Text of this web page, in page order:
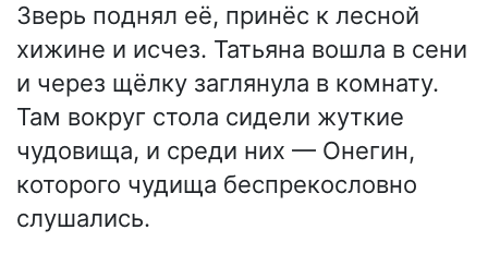
Зверь поднял её, принёс к лесной
хижине и исчез. Татьяна вошла в сени
и через щёлку заглянула в комнату.
Там вокруг стола сидели жуткие
чудовища, и среди них — Онегин,
которого чудища беспрекословно
слушались.